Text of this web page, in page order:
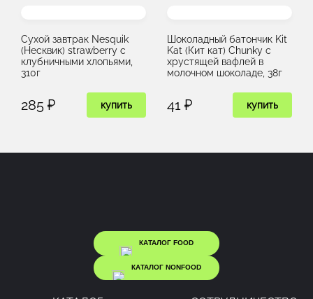
Сухой завтрак Nesquik
(Несквик) strawberry с
клубничными хлопьями,
310г
285 ₽ купить
Шоколадный батончик Kit
Kat (Кит кат) Chunky с
хрустящей вафлей в
молочном шоколаде, 38г
41 ₽ купить
КАТАЛОГ FOOD
КАТАЛОГ NONFOOD